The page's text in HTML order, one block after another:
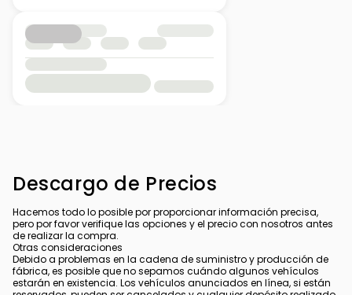
Descargo de Precios
Hacemos todo lo posible por proporcionar información precisa,
pero por favor verifique las opciones y el precio con nosotros antes
de realizar la compra.
Otras consideraciones
Debido a problemas en la cadena de suministro y producción de
fábrica, es posible que no sepamos cuándo algunos vehículos
estarán en existencia. Los vehículos anunciados en línea, si están